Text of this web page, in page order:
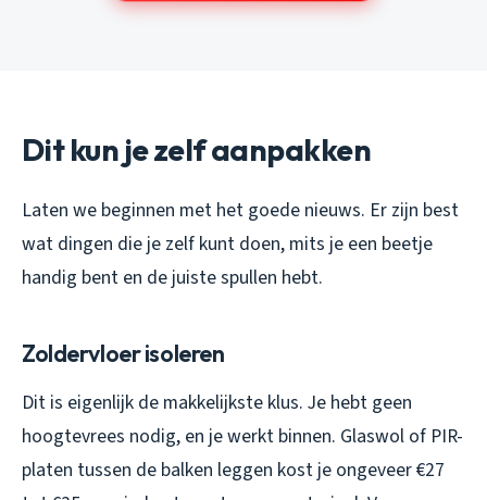
Dit kun je zelf aanpakken
Laten we beginnen met het goede nieuws. Er zijn best
wat dingen die je zelf kunt doen, mits je een beetje
handig bent en de juiste spullen hebt.
Zoldervloer isoleren
Dit is eigenlijk de makkelijkste klus. Je hebt geen
hoogtevrees nodig, en je werkt binnen. Glaswol of PIR-
platen tussen de balken leggen kost je ongeveer €27